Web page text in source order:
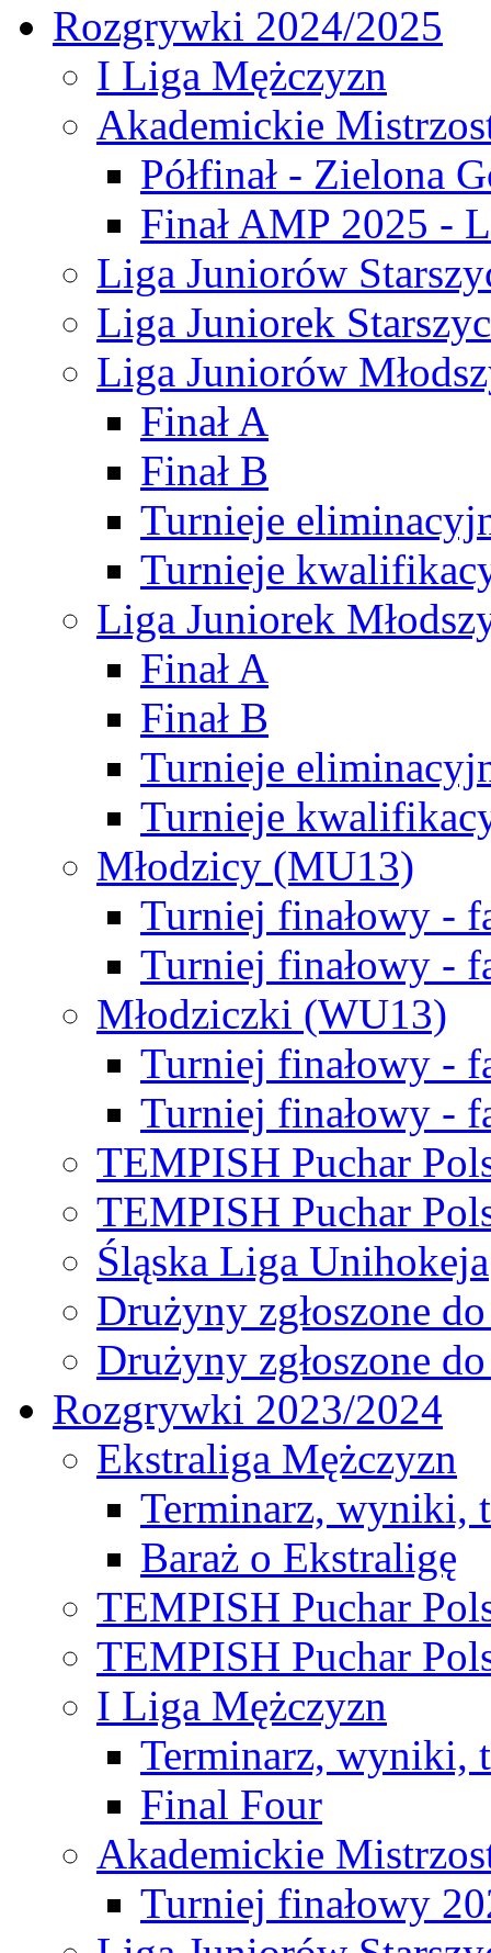
Rozgrywki 2024/2025
I Liga Mężczyzn
Akademickie
Półfinał - Zielona
Finał AMP 2025 -
Liga Juniorów
Liga Juniorek
Liga Juniorów
Finał A
Finał B
Turnieje
Turnieje
Liga Juniorek
Finał A
Finał B
Turnieje
Turnieje
Młodzicy (MU13)
Turniej finałowy -
Turniej finałowy -
Młodziczki (WU13)
Turniej finałowy -
Turniej finałowy -
TEMPISH Puchar
TEMPISH Puchar
Śląska Liga Unihokeja
Drużyny zgłoszone
Drużyny zgłoszone
Rozgrywki 2023/2024
Ekstraliga Mężczyzn
Terminarz, wyniki,
Baraż o Ekstraligę
TEMPISH Puchar
TEMPISH Puchar
I Liga Mężczyzn
Terminarz, wyniki,
Final Four
Akademickie
Turniej finałowy